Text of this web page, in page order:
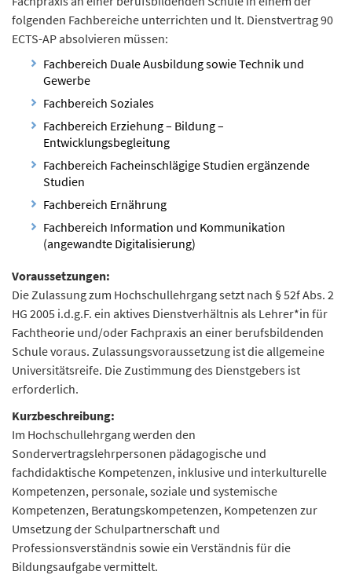
n
folgenden Fachbereiche unterrichten und lt. Dienstvertrag 90
ECTS-AP absolvieren müssen:
Fachbereich Duale Ausbildung sowie Technik und
Gewerbe
Fachbereich Soziales
Fachbereich Erziehung – Bildung –
Entwicklungsbegleitung
Fachbereich Facheinschlägige Studien ergänzende
Studien
Fachbereich Ernährung
Fachbereich Information und Kommunikation
(angewandte Digitalisierung)
Voraussetzungen:
Die Zulassung zum Hochschullehrgang setzt nach § 52f Abs. 2
HG 2005 i.d.g.F. ein aktives Dienstverhältnis als Lehrer*in für
Fachtheorie und/oder Fachpraxis an einer berufsbildenden
Schule voraus. Zulassungsvoraussetzung ist die allgemeine
Universitätsreife. Die Zustimmung des Dienstgebers ist
erforderlich.
Kurzbeschreibung:
Im Hochschullehrgang werden den
Sondervertragslehrpersonen pädagogische und
fachdidaktische Kompetenzen, inklusive und interkulturelle
Kompetenzen, personale, soziale und systemische
Kompetenzen, Beratungskompetenzen, Kompetenzen zur
Umsetzung der Schulpartnerschaft und
Professionsverständnis sowie ein Verständnis für die
Bildungsaufgabe vermittelt.